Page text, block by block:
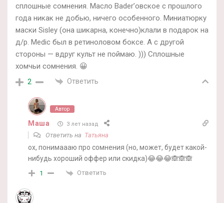
сплошные сомнения. Масло Bader’овское с прошлого
года никак не добью, ничего особенного. Миниатюрку
маски Sisley (она шикарна, конечно)клали в подарок на
д/р. Medic был в ретиноловом боксе. А с другой
стороны — вдруг культ не поймаю. ))) Сплошные
хомчьи сомнения. 😀
2 Ответить
Автор
Маша 3 лет назад
Ответить на Татьяна
ох, понимаааю про сомнения (но, может, будет какой-
нибудь хороший оффер или скидка)😂😂😂🙈🙈🙈
1 Ответить